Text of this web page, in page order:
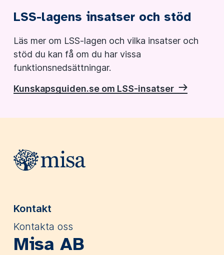
LSS-lagens insatser och stöd
Läs mer om LSS-lagen och vilka insatser och
stöd du kan få om du har vissa
funktionsnedsättningar.
Kunskapsguiden.se om LSS-insatser
Webbplatsens sidfot
Kontakt
Kontakta oss
Misa AB